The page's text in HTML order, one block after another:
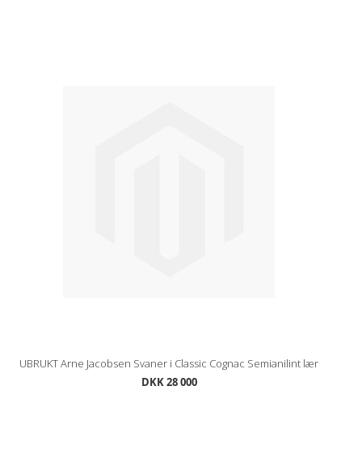
UBRUKT Arne Jacobsen Svaner i Classic Cognac Semianilint lær
DKK 28 000